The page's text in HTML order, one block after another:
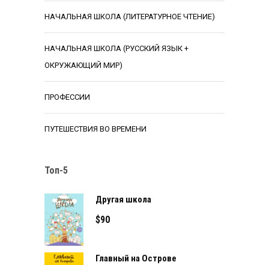
НАЧАЛЬНАЯ ШКОЛА (ЛИТЕРАТУРНОЕ ЧТЕНИЕ)
НАЧАЛЬНАЯ ШКОЛА (РУССКИЙ ЯЗЫК +
ОКРУЖАЮЩИЙ МИР)
ПРОФЕССИИ
ПУТЕШЕСТВИЯ ВО ВРЕМЕНИ
Топ-5
Другая школа
$90
Главный на Острове